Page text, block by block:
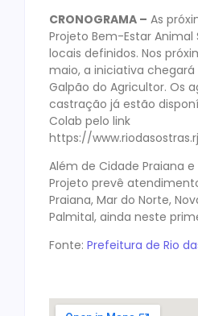
CRONOGRAMA – As
Projeto Bem-Estar Animal
locais definidos. Nos
maio, a iniciativa
Galpão do Agricultor. Os
castração já estão
Colab pelo link
https://
Além de Cidade Praiana
Projeto prevê
Praiana, Mar do Norte,
Palmital, ainda neste
Fonte: Prefeitura de Rio